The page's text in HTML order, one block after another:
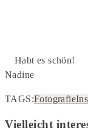
Habt es schön!
Nadine
TAGS:Fotografie
Vielleicht